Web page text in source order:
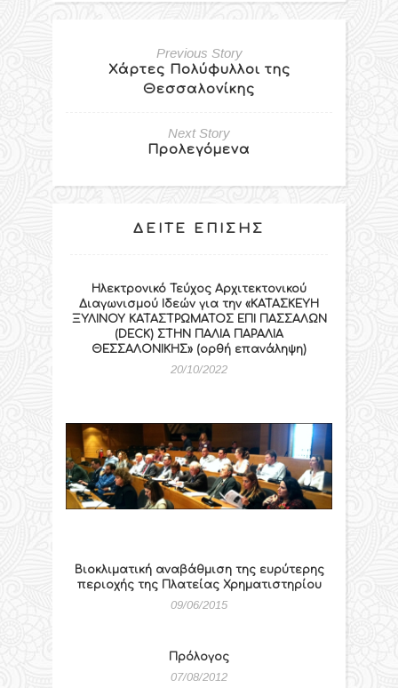
Previous Story
Χάρτες Πολύφυλλοι της
Θεσσαλονίκης
Next Story
Προλεγόμενα
ΔΕΊΤΕ ΕΠΊΣΗΣ
Ηλεκτρονικό Τεύχος Αρχιτεκτονικού
Διαγωνισμού Ιδεών για την «ΚΑΤΑΣΚΕΥΗ
ΞΥΛΙΝΟΥ ΚΑΤΑΣΤΡΩΜΑΤΟΣ ΕΠΙ ΠΑΣΣΑΛΩΝ
(DECK) ΣΤΗΝ ΠΑΛΙΑ ΠΑΡΑΛΙΑ
ΘΕΣΣΑΛΟΝΙΚΗΣ» (ορθή επανάληψη)
20/10/2022
Βιοκλιματική αναβάθμιση της ευρύτερης
περιοχής της Πλατείας Χρηματιστηρίου
09/06/2015
Πρόλογος
07/08/2012